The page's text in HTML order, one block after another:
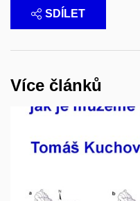
SDÍLET
Více článků